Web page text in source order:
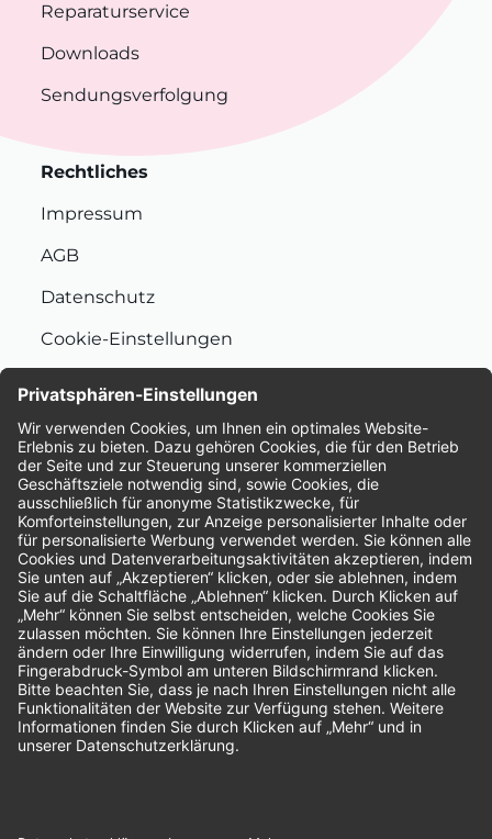
Reparaturservice
Downloads
Sendungsverfolgung
Rechtliches
Impressum
AGB
Datenschutz
Cookie-Einstellungen
Bewertungen